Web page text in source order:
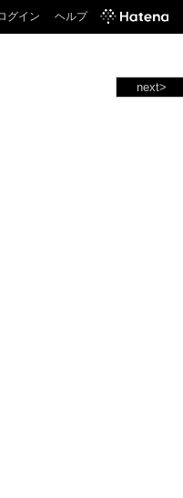
グイン ヘルプ
next>